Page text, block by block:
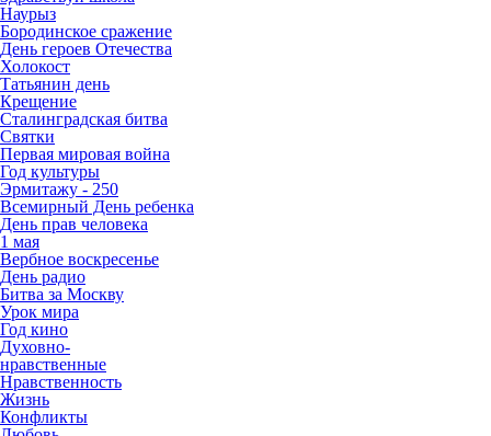
Наурыз
Бородинское сражение
День героев Отечества
Холокост
Татьянин день
Крещение
Сталинградская битва
Святки
Первая мировая война
Год культуры
Эрмитажу - 250
Всемирный День ребенка
День прав человека
1 мая
Вербное воскресенье
День радио
Битва за Москву
Урок мира
Год кино
Духовно-
нравственные
Нравственность
Жизнь
Конфликты